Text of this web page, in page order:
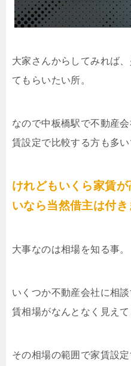
大家さんからしてみれば
てもらいたい所。
なので中板橋駅で不動産
賃設定で比較する方も多い
けれどもいくら家賃
いなら当然借主は付き
大事なのは相場を知る事。
いくつか不動産会社に相
賃相場がなんとなく見えて
その相場の範囲で家賃設